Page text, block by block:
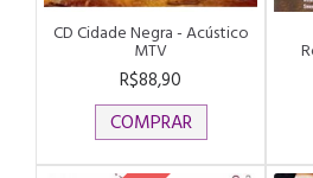
CD Cidade Negra - Acústico
MTV
R$88,90
COMPRAR